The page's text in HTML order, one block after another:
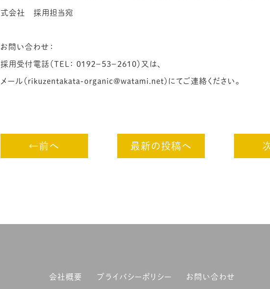
式会社 採用担当宛
お問い合わせ：
採用受付電話（TEL： 0192－53－2610）又は、
メール（rikuzentakata-organic@watami.net)にてご連絡ください。
←前へ 最新の投稿へ
会社概要 プライバシーポリシー お問い合わせ